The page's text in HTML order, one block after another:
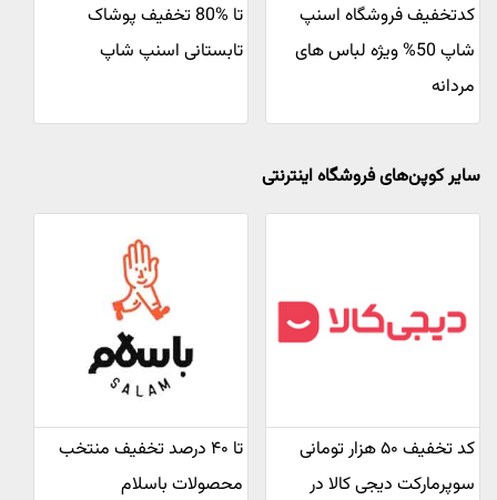
کدتخفیف فروشگاه اسنپ
شاپ 50% ویژه لباس های
مردانه
تا %80 تخفیف پوشاک
تابستانی اسنپ شاپ
سایر کوپن‌های فروشگاه اینترنتی
کد تخفیف ۵۰ هزار تومانی
سوپرمارکت دیجی کالا در
تا ۴۰ درصد تخفیف منتخب
محصولات باسلام